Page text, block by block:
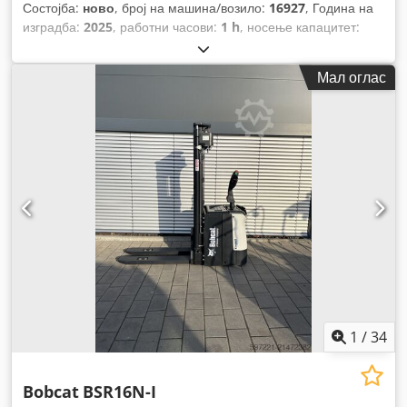
Состојба: ново, број на машина/возило: 16927, Година на
изградба: 2025, работни часови: 1 h, носење капацитет:
, висина на подигнување:
товарот:600 мм, тип на гориво:електричен, тип на јарбол:
2.280 мм , напон на
, должина на вилушките:
Мал оглас
1 /34
Bobcat BSR16N-I